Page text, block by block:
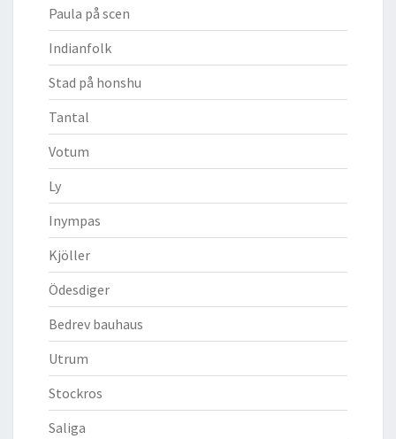
Paula på scen
Indianfolk
Stad på honshu
Tantal
Votum
Ly
Inympas
Kjöller
Ödesdiger
Bedrev bauhaus
Utrum
Stockros
Saliga